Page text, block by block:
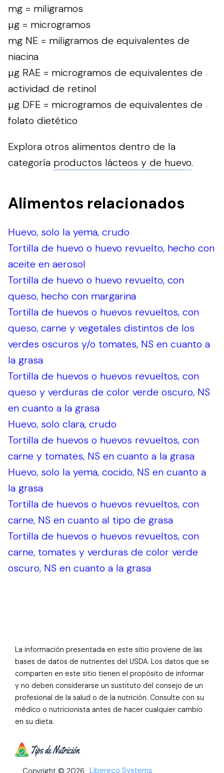
mg = miligramos
µg = microgramos
mg NE = miligramos de equivalentes de
niacina
µg RAE = microgramos de equivalentes de
actividad de retinol
µg DFE = microgramos de equivalentes de
folato dietético
Explora otros alimentos dentro de la
categoría productos lácteos y de huevo.
Alimentos relacionados
Huevo, solo la yema, crudo
Tortilla de huevo o huevo revuelto, hecho con
aceite en aerosol
Tortilla de huevo o huevo revuelto, con
queso, hecho con margarina
Tortilla de huevos o huevos revueltos, con
queso, carne y vegetales distintos de los
verdes oscuros y/o tomates, NS en cuanto a
la grasa
Tortilla de huevos o huevos revueltos, con
queso y verduras de color verde oscuro, NS
en cuanto a la grasa
Huevo, solo clara, crudo
Tortilla de huevos o huevos revueltos, con
carne y tomates, NS en cuanto a la grasa
Huevo, solo la yema, cocido, NS en cuanto a
la grasa
Tortilla de huevos o huevos revueltos, con
carne, NS en cuanto al tipo de grasa
Tortilla de huevos o huevos revueltos, con
carne, tomates y verduras de color verde
oscuro, NS en cuanto a la grasa
La información presentada en este sitio proviene de las
bases de datos de nutrientes del USDA. Los datos que se
comparten en este sitio tienen el propósito de informar
y no deben considerarse un sustituto del consejo de un
profesional de la salud o de la nutrición. Consulte con su
médico o nutricionista antes de hacer cualquier cambio
en su dieta.
Copyright © 2026 Libereco Systems